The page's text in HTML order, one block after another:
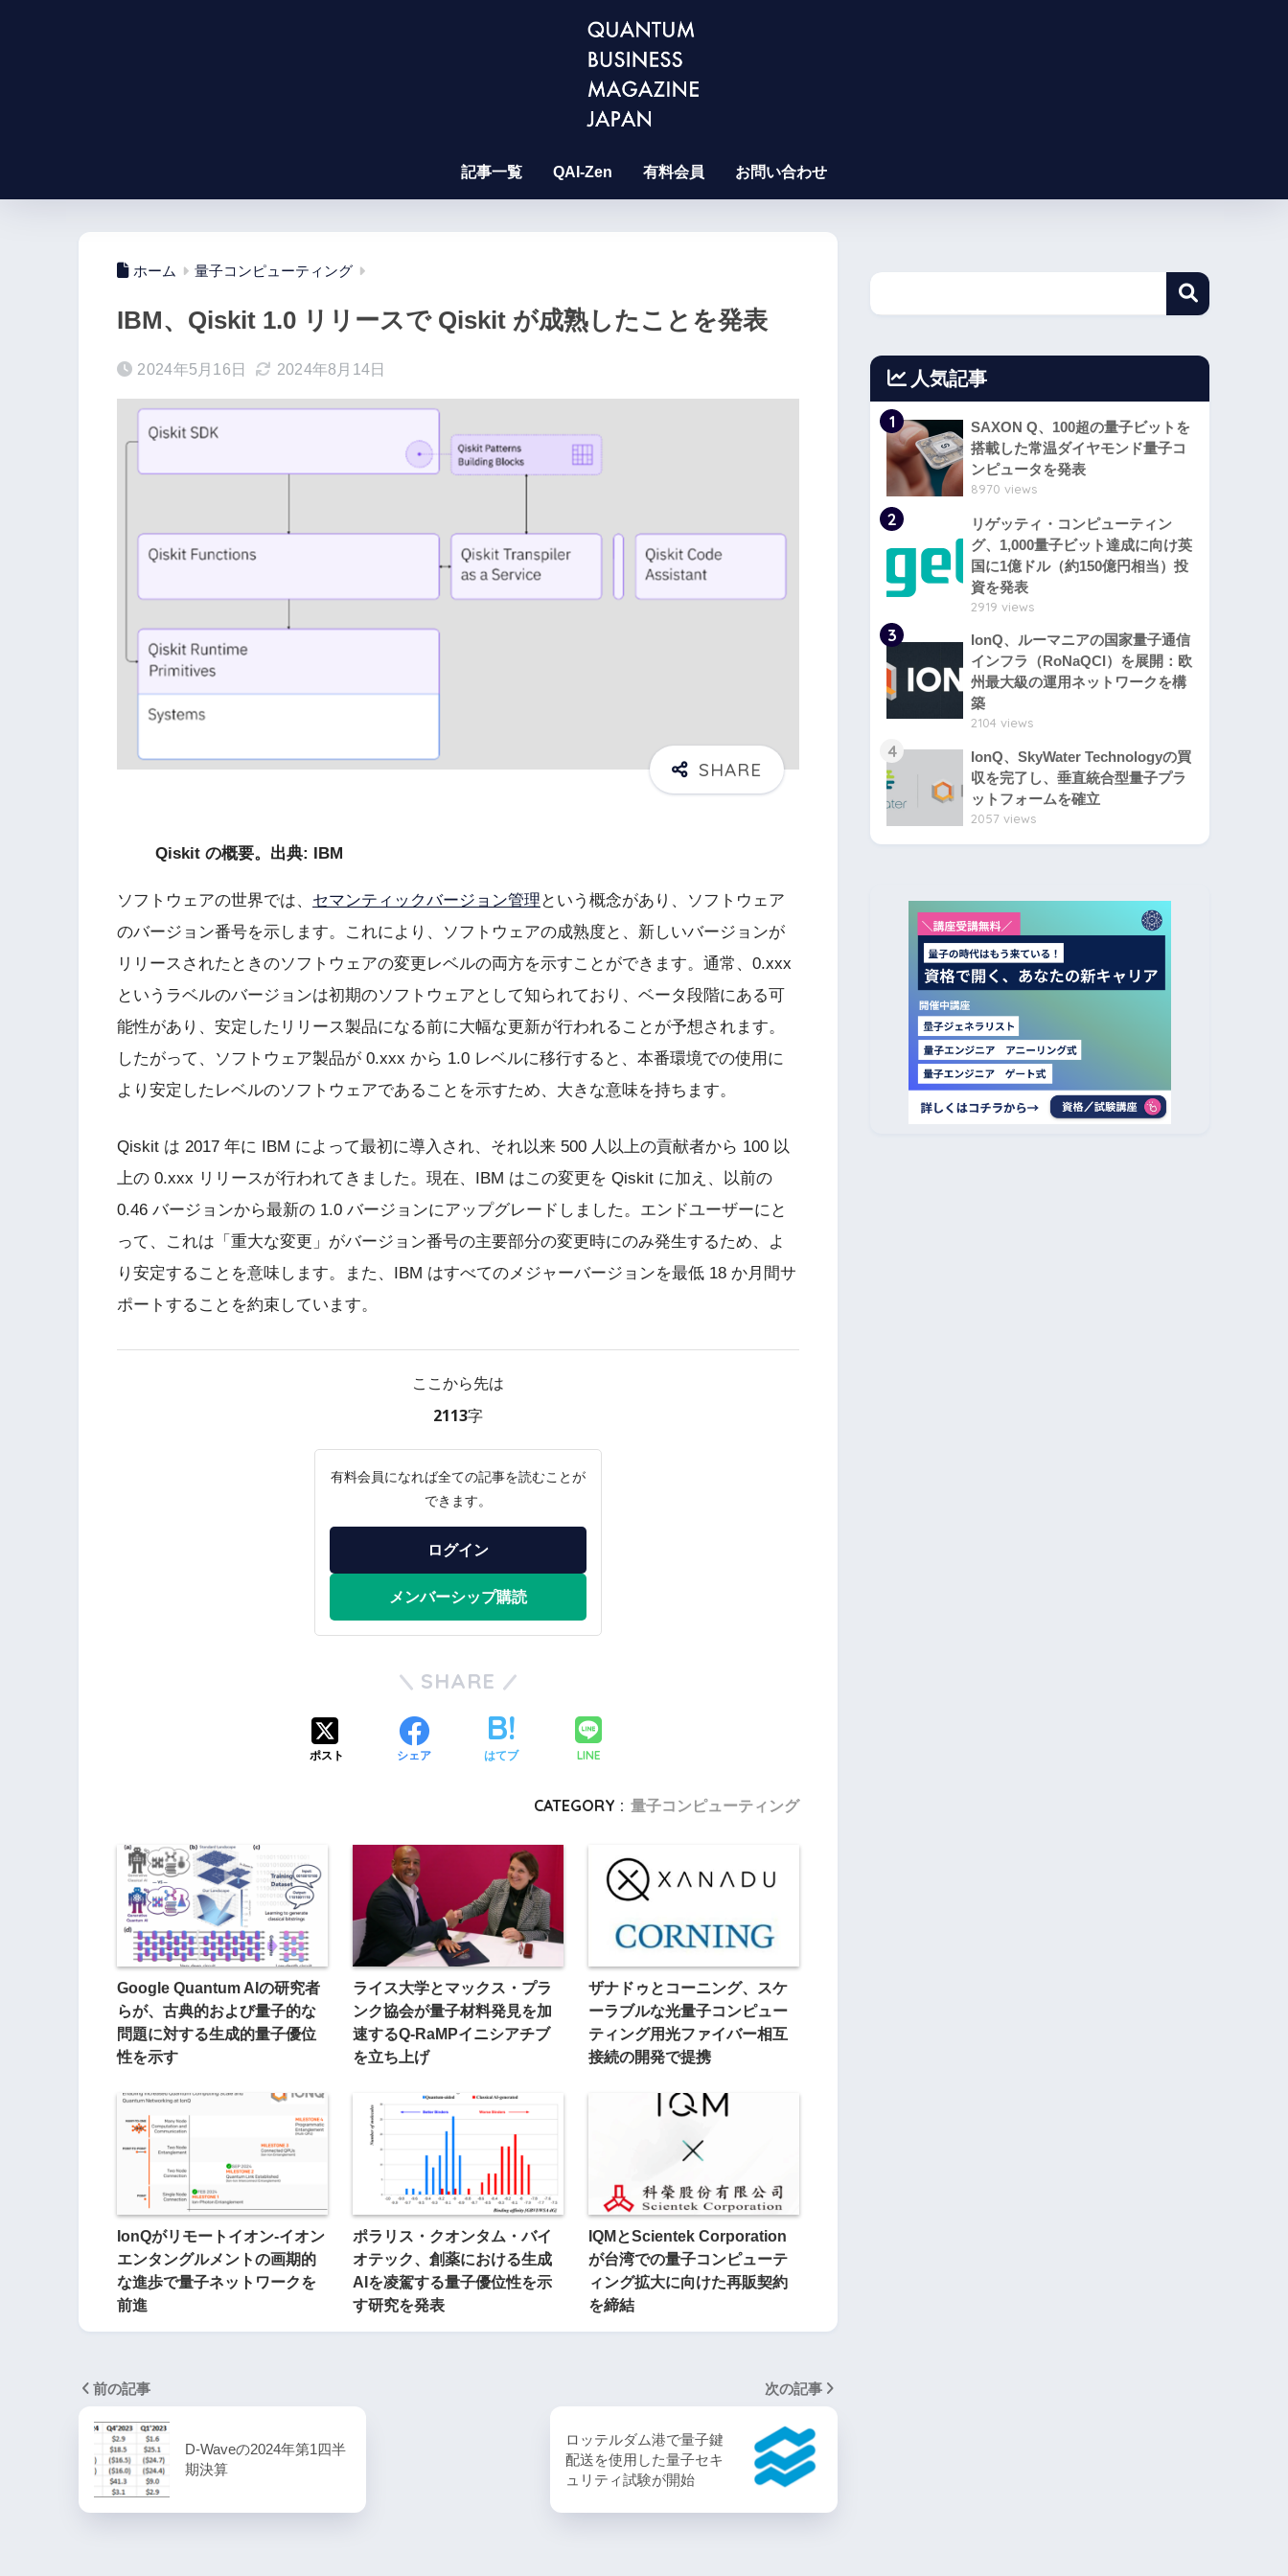
記事一覧 QAI-Zen 有料会員 お問い合わせ
ホーム 量子コンピューティング
IBM、Qiskit 1.0 リリースで Qiskit が成熟したことを発表
2024年5月16日 2024年8月14日
Qiskit の概要。出典: IBM
ソフトウェアの世界では、 セマンティックバージョン管理 という概念があり、ソフトウェア
のバージョン番号を示します。これにより、ソフトウェアの成熟度と、新しいバージョンが
リリースされたときのソフトウェアの変更レベルの両方を示すことができます。通常、0.xxx
というラベルのバージョンは初期のソフトウェアとして知られており、ベータ段階にある可
能性があり、安定したリリース製品になる前に大幅な更新が行われることが予想されます。
したがって、ソフトウェア製品が 0.xxx から 1.0 レベルに移行すると、本番環境での使用に
より安定したレベルのソフトウェアであることを示すため、大きな意味を持ちます。
Qiskit は 2017 年に IBM によって最初に導入され、それ以来 500 人以上の貢献者から 100 以
上の 0.xxx リリースが行われてきました。現在、IBM はこの変更を Qiskit に加え、以前の
0.46 バージョンから最新の 1.0 バージョンにアップグレードしました。エンドユーザーにと
って、これは「重大な変更」がバージョン番号の主要部分の変更時にのみ発生するため、よ
り安定することを意味します。また、IBM はすべてのメジャーバージョンを最低 18 か月間サ
ポートすることを約束しています。
ここから先は
2113字
有料会員になれば全ての記事を読むことが
できます。
ログイン
メンバーシップ購読
SHARE
ポスト シェア はてブ LINE
CATEGORY : 量子コンピューティング
Google Quantum AIの研究者
らが、古典的および量子的な
問題に対する生成的量子優位
性を示す
ライス大学とマックス・プラ
ンク協会が量子材料発見を加
速するQ-RaMPイニシアチブ
を立ち上げ
ザナドゥとコーニング、スケ
ーラブルな光量子コンピュー
ティング用光ファイバー相互
接続の開発で提携
IonQがリモートイオン-イオン
エンタングルメントの画期的
な進歩で量子ネットワークを
前進
ポラリス・クオンタム・バイ
オテック、創薬における生成
AIを凌駕する量子優位性を示
す研究を発表
IQMとScientek Corporation
が台湾での量子コンピューテ
ィング拡大に向けた再販契約
を締結
前の記事
D-Waveの2024年第1四半
期決算
次の記事
ロッテルダム港で量子鍵
配送を使用した量子セキ
ュリティ試験が開始
人気記事
1
SAXON Q、100超の量子ビットを
搭載した常温ダイヤモンド量子コ
ンピュータを発表
8970 views
2
リゲッティ・コンピューティン
グ、1,000量子ビット達成に向け英
国に1億ドル（約150億円相当）投
資を発表
2919 views
3
IonQ、ルーマニアの国家量子通信
インフラ（RoNaQCI）を展開：欧
州最大級の運用ネットワークを構
築
2104 views
4
IonQ、SkyWater Technologyの買
収を完了し、垂直統合型量子プラ
ットフォームを確立
2057 views